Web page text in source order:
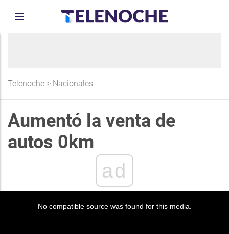
Telenoche > Nacionales
Aumentó la venta de
autos 0km
ad
No compatible source was found for this media.